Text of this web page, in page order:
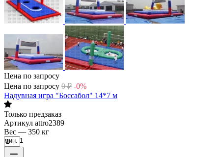
Цена по запросу
Цена по запросу 0 ₽ -0%
Надувная игра "Боссабол" 14*7 м
Только предзаказ
Артикул attro2389
Вес — 350 кг
мин. 1